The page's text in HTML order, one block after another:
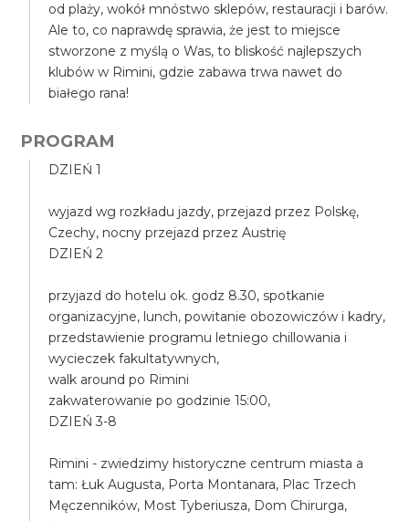
od plaży, wokół mnóstwo sklepów, restauracji i barów.
Ale to, co naprawdę sprawia, że jest to miejsce
stworzone z myślą o Was, to bliskość najlepszych
klubów w Rimini, gdzie zabawa trwa nawet do
białego rana!
PROGRAM
DZIEŃ 1
wyjazd wg rozkładu jazdy, przejazd przez Polskę,
Czechy, nocny przejazd przez Austrię
DZIEŃ 2
przyjazd do hotelu ok. godz 8.30, spotkanie
organizacyjne, lunch, powitanie obozowiczów i kadry,
przedstawienie programu letniego chillowania i
wycieczek fakultatywnych,
walk around po Rimini
zakwaterowanie po godzinie 15:00,
DZIEŃ 3-8
Rimini - zwiedzimy historyczne centrum miasta a
tam: Łuk Augusta, Porta Montanara, Plac Trzech
Męczenników, Most Tyberiusza, Dom Chirurga,